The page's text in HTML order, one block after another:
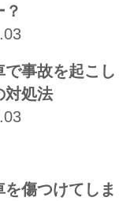
で事故を起こし
対処法
を傷つけてしま